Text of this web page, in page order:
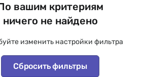
вашим критериям
ничего не найдено
изменить настройки фильтра
Сбросить фильтры